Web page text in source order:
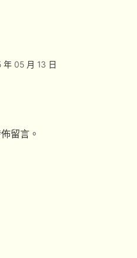
年 05 月 13 日
留言。